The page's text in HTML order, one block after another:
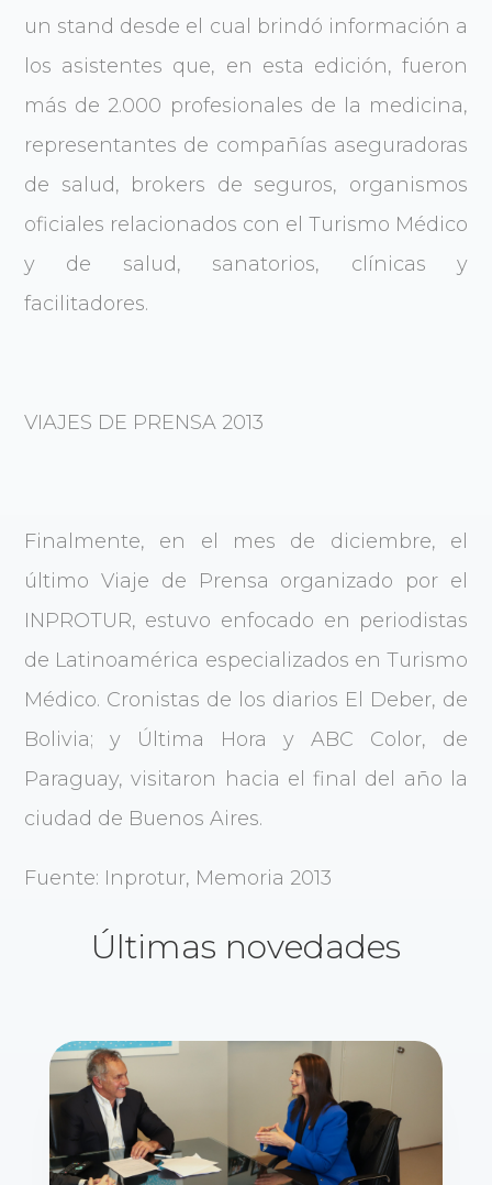
un stand desde el cual brindó información a
los asistentes que, en esta edición, fueron
más de 2.000 profesionales de la medicina,
representantes de compañías aseguradoras
de salud, brokers de seguros, organismos
oficiales relacionados con el Turismo Médico
y de salud, sanatorios, clínicas y
facilitadores.
VIAJES DE PRENSA 2013
Finalmente, en el mes de diciembre, el
último Viaje de Prensa organizado por el
INPROTUR, estuvo enfocado en periodistas
de Latinoamérica especializados en Turismo
Médico. Cronistas de los diarios El Deber, de
Bolivia; y Última Hora y ABC Color, de
Paraguay, visitaron hacia el final del año la
ciudad de Buenos Aires.
Fuente: Inprotur, Memoria 2013
Últimas novedades